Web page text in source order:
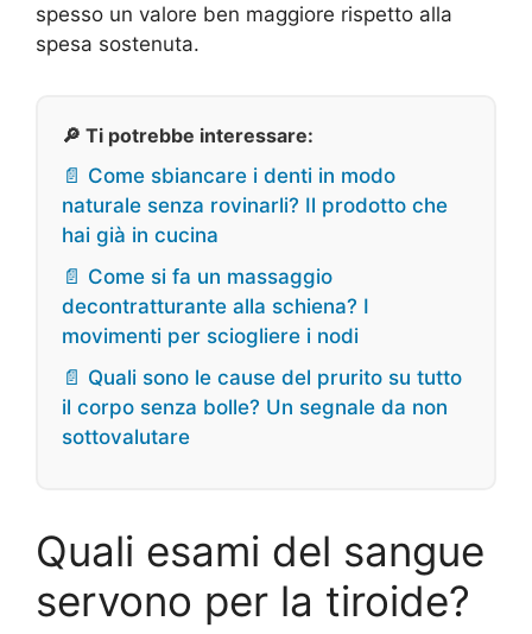
spesso un valore ben maggiore rispetto alla
spesa sostenuta.
🔎 Ti potrebbe interessare:
📄 Come sbiancare i denti in modo
naturale senza rovinarli? Il prodotto che
hai già in cucina
📄 Come si fa un massaggio
decontratturante alla schiena? I
movimenti per sciogliere i nodi
📄 Quali sono le cause del prurito su tutto
il corpo senza bolle? Un segnale da non
sottovalutare
Quali esami del sangue
servono per la tiroide?